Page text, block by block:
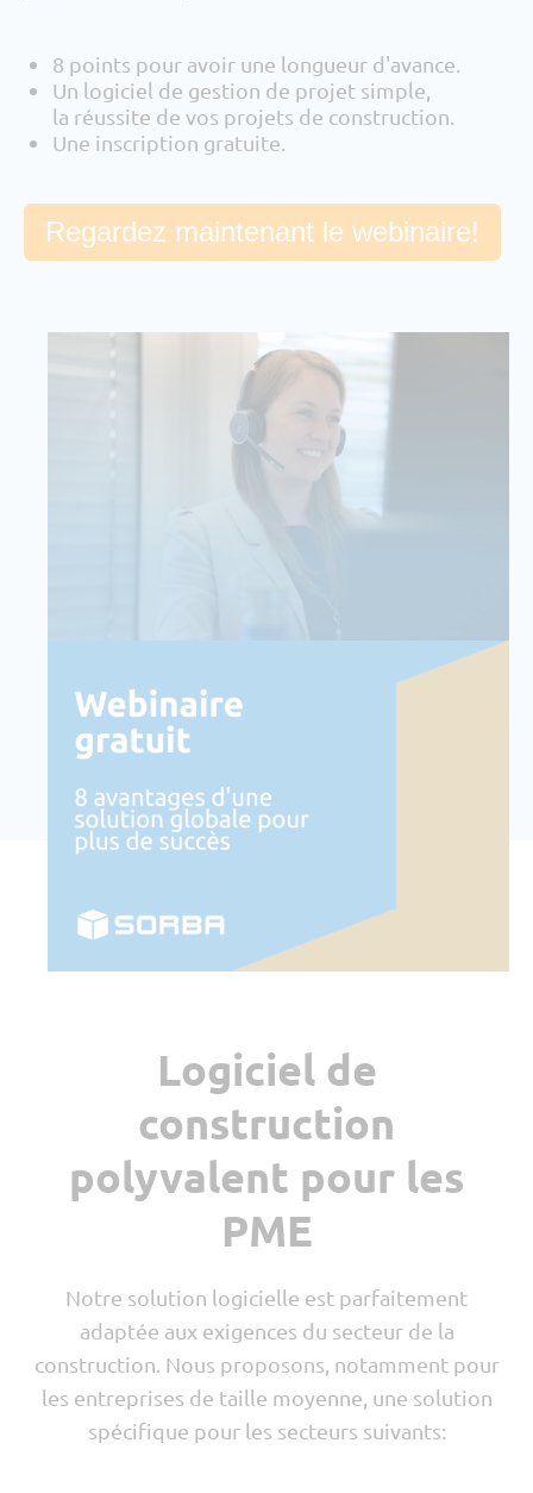
8 points pour avoir une longueur d'avance.
Un logiciel de gestion de projet simple,
la réussite de vos projets de construction.
Une inscription gratuite.
Regardez maintenant le webinaire!
Logiciel de
construction
polyvalent pour les
PME
Notre solution logicielle est parfaitement
adaptée aux exigences du secteur de la
construction. Nous proposons, notamment pour
les entreprises de taille moyenne, une solution
spécifique pour les secteurs suivants: